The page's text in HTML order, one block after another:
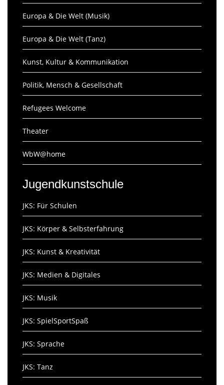
Europa & Die Welt (Musik)
Europa & Die Welt (Tanz)
Kunst, Kultur & Kommunikation
Politik, Mensch & Gesellschaft
Refugees Welcome
Theater
WbW@home
Jugendkunstschule
JKS: Für Schulen
JKS: Körper & Selbsterfahrung
JKS: Kunst & Kreativität
JKS: Medien & Digitales
JKS: Musik
JKS: SpielSportSpaß
JKS: Sprache
JKS: Tanz